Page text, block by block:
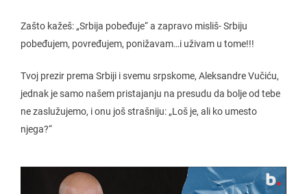
Zašto kažeš: „Srbija pobeđuje“ a zapravo misliš- Srbiju
pobeđujem, povređujem, ponižavam…i uživam u tome!!!
Tvoj prezir prema Srbiji i svemu srpskome, Aleksandre Vučiću,
jednak je samo našem pristajanju na presudu da bolje od tebe
ne zaslužujemo, i onu još strašniju: „Loš je, ali ko umesto
njega?“